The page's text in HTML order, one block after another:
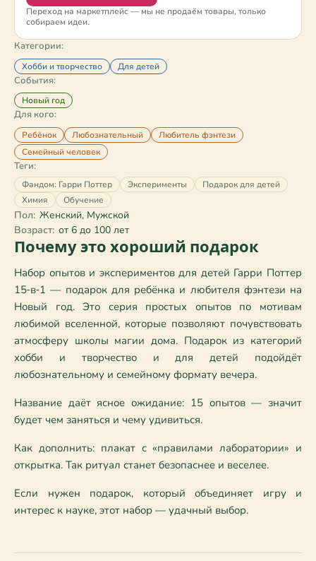
Переход на маркетплейс — мы не продаём товары, только
собираем идеи.
Категории:
Хобби и творчество Для детей
События:
Новый год
Для кого:
Ребёнок Любознательный
Любитель фэнтези
Семейный человек
Теги:
Фандом: Гарри Поттер Эксперименты
Подарок для детей
Химия
Обучение
Пол: Женский, Мужской
Возраст: от 6 до 100 лет
Почему это хороший подарок
Набор опытов и экспериментов для детей Гарри Поттер
15‑в‑1 — подарок для ребёнка и любителя фэнтези на
Новый год. Это серия простых опытов по мотивам
любимой вселенной, которые позволяют почувствовать
атмосферу школы магии дома. Подарок из категорий
хобби и творчество и для детей подойдёт
любознательному и семейному формату вечера.
Название даёт ясное ожидание: 15 опытов — значит
будет чем заняться и чему удивиться.
Как дополнить: плакат с «правилами лаборатории» и
открытка. Так ритуал станет безопаснее и веселее.
Если нужен подарок, который объединяет игру и
интерес к науке, этот набор — удачный выбор.